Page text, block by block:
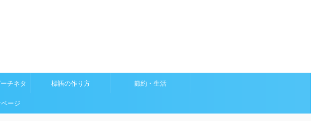
チネタ 標語の作り方 節約・生活
ージ